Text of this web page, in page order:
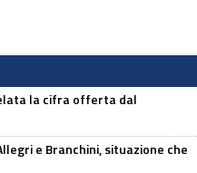
la cifra offerta dal
e Branchini, situazione che